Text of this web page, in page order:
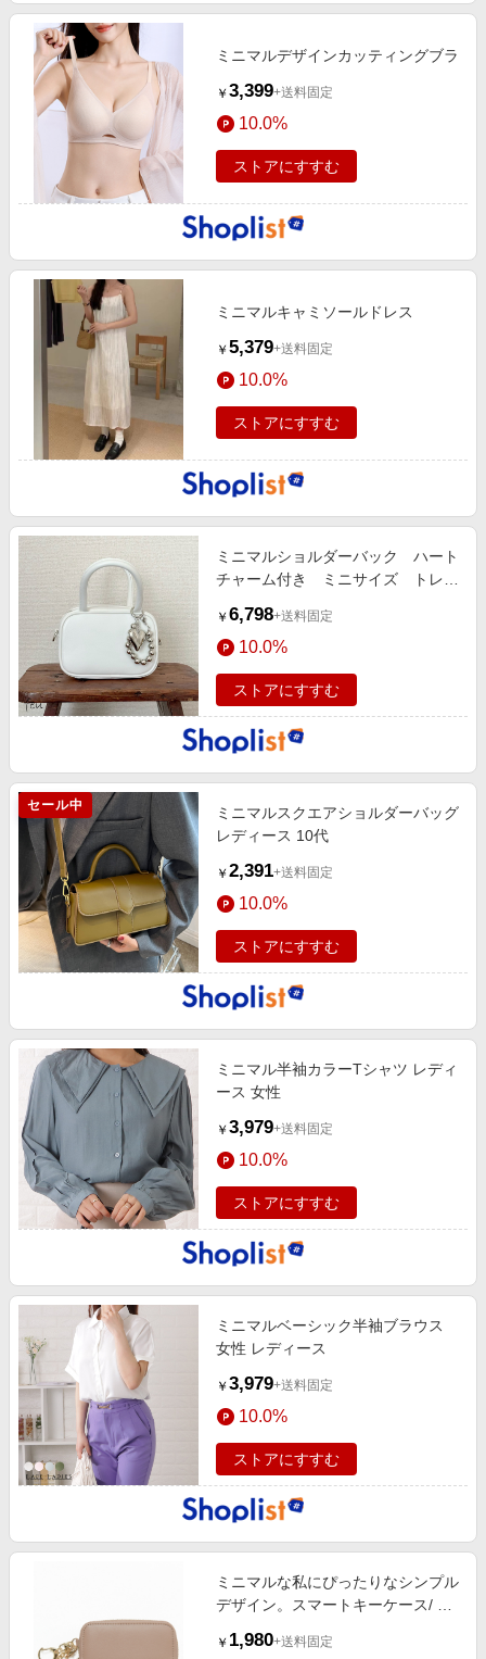
ミニマルデザインカッティングブラ
￥ 3,399+送料固定
10.0%
ストアにすすむ
ミニマルキャミソールドレス
￥ 5,379+送料固定
10.0%
ストアにすすむ
ミニマルショルダーバック ハート
チャーム付き ミニサイズ トレン
￥ 6,798+送料固定
10.0%
ストアにすすむ
セール中
ミニマルスクエアショルダーバッグ
レディース 10代
￥ 2,391+送料固定
10.0%
ストアにすすむ
ミニマル半袖カラーTシャツ レディ
ース 女性
￥ 3,979+送料固定
10.0%
ストアにすすむ
ミニマルベーシック半袖ブラウス
女性 レディース
￥ 3,979+送料固定
10.0%
ストアにすすむ
ミニマルな私にぴったりなシンプル
デザイン。スマートキーケース/ ス
￥ 1,980+送料固定